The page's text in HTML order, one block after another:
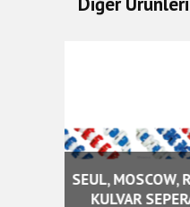
MODEL